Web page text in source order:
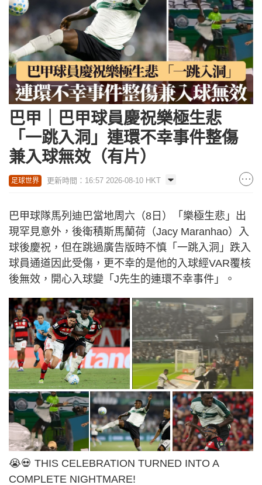
巴甲｜巴甲球員慶祝樂極生悲
「一跳入洞」連環不幸事件整傷
兼入球無效（有片）
足球世界 更新時間：16:57 2026-08-10 HKT
巴甲球隊馬列迪巴當地周六（8日）「樂極生悲」出
現罕見意外，後衛積斯馬蘭荷（Jacy Maranhao）入
球後慶祝，但在跳過廣告版時不慎「一跳入洞」跌入
球員通道因此受傷，更不幸的是他的入球經VAR覆核
後無效，開心入球變「J先生的連環不幸事件」。
😭💀 THIS CELEBRATION TURNED INTO A
COMPLETE NIGHTMARE!